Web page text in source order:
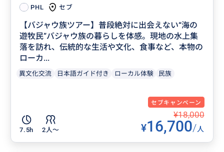
PHL セブ
【バジャウ族ツアー】普段絶対に出会えない“海の
遊牧民”バジャウ族の暮らしを体感。現地の水上集
落を訪れ、伝統的な生活や文化、食事など、本物の
ローカ...
異文化交流 日本語ガイド付き ローカル体験 民族
セブキャンペーン
7.5h 2人〜
¥18,000
¥16,700/人